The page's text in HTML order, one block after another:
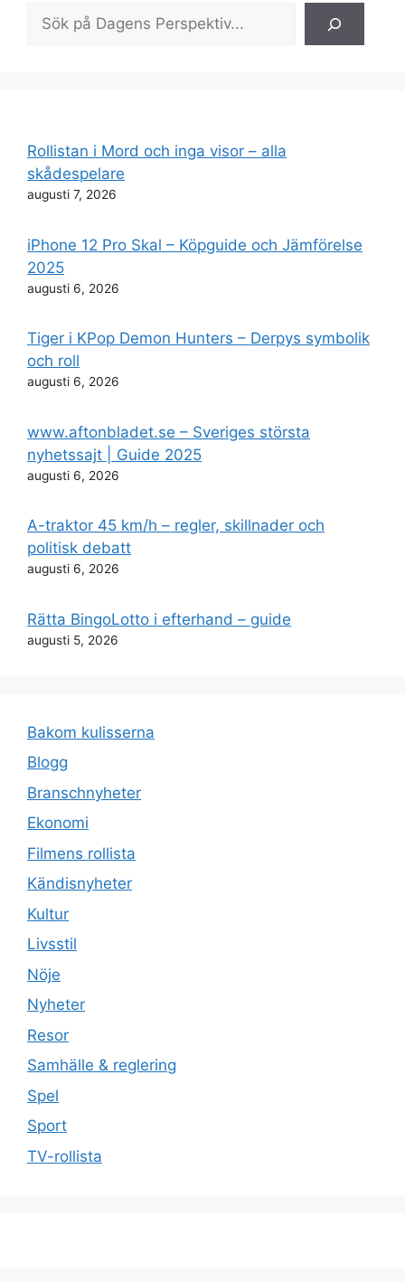
Sök
Rollistan i Mord och inga visor – alla
skådespelare
augusti 7, 2026
iPhone 12 Pro Skal – Köpguide och Jämförelse
2025
augusti 6, 2026
Tiger i KPop Demon Hunters – Derpys symbolik
och roll
augusti 6, 2026
www.aftonbladet.se – Sveriges största
nyhetssajt | Guide 2025
augusti 6, 2026
A-traktor 45 km/h – regler, skillnader och
politisk debatt
augusti 6, 2026
Rätta BingoLotto i efterhand – guide
augusti 5, 2026
Bakom kulisserna
Blogg
Branschnyheter
Ekonomi
Filmens rollista
Kändisnyheter
Kultur
Livsstil
Nöje
Nyheter
Resor
Samhälle & reglering
Spel
Sport
TV-rollista